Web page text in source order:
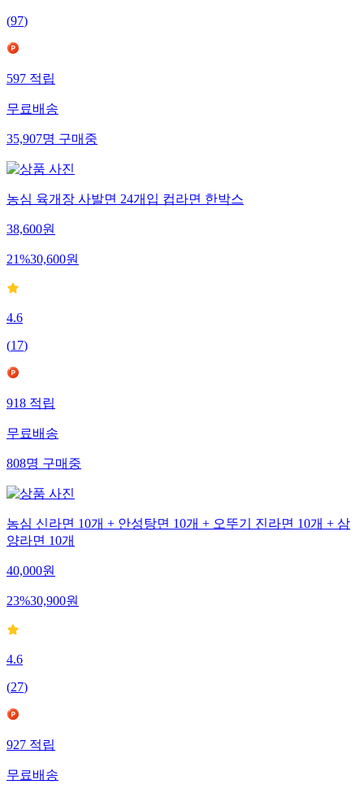
(97)
597적립
무료배송
35,907명구매중
농심 육개장 사발면 24개입 컵라면 한박스
38,600원
21%30,600원
4.6
(17)
918적립
무료배송
808명구매중
농심 신라면 10개 + 안성탕면 10개 + 오뚜기 진라면 10개 + 삼
양라면 10개
40,000원
23%30,900원
4.6
(27)
927적립
무료배송